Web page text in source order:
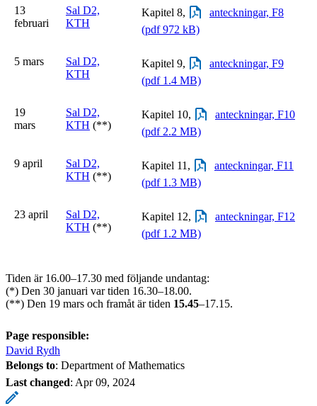
13
februari
Sal D2,
KTH
Kapitel 8,
anteckningar, F8
(pdf 972 kB)
5 mars
Sal D2,
KTH
Kapitel 9,
anteckningar, F9
(pdf 1.4 MB)
19
mars
Sal D2,
KTH (**)
Kapitel 10,
anteckningar, F10
(pdf 2.2 MB)
9 april
Sal D2,
KTH (**)
Kapitel 11,
anteckningar, F11
(pdf 1.3 MB)
23 april
Sal D2,
KTH (**)
Kapitel 12,
anteckningar, F12
(pdf 1.2 MB)
Tiden är 16.00–17.30 med följande undantag:
(*) Den 30 januari var tiden 16.30–18.00.
(**) Den 19 mars och framåt är tiden 15.45–17.15.
Page responsible:
David Rydh
Belongs to: Department of Mathematics
Last changed: Apr 09, 2024